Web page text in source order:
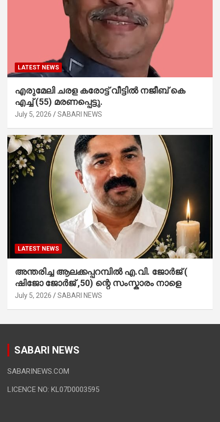
LATEST NEWS
എരുമേലി ചരള കരോട്ട് വീട്ടിൽ നജീബ് കെ
എച്ച് (55) മരണപ്പെട്ടു.
July 5, 2026 SABARI NEWS
LATEST NEWS
അന്തരിച്ച ആ​ല​ക്ക​പ്പ​റമ്പിൽ​ എ.​വി. ജോ​ർ​ജ് (
ഷിജോ ജോർജ് ,50) ന്റെ സംസ്കാരം നാളെ
July 5, 2026 SABARI NEWS
SABARI NEWS
SABARINEWS.COM
LICENCE NO: KL07D0003595